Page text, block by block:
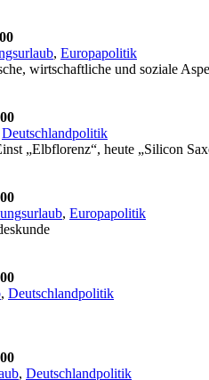
, Europapolitik
wirtschaftliche und soziale
Deutschlandpolitik
„Elbflorenz“, heute „Silicon
, Europapolitik
, Deutschlandpolitik
, Deutschlandpolitik